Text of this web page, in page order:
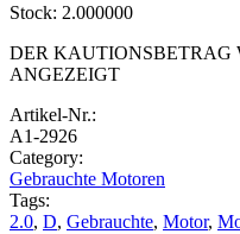
Stock: 2.000000
DER KAUTIONSBETRAG
ANGEZEIGT
Artikel-Nr.:
A1-2926
Category:
Gebrauchte Motoren
Tags:
2.0, D, Gebrauchte, Motor,